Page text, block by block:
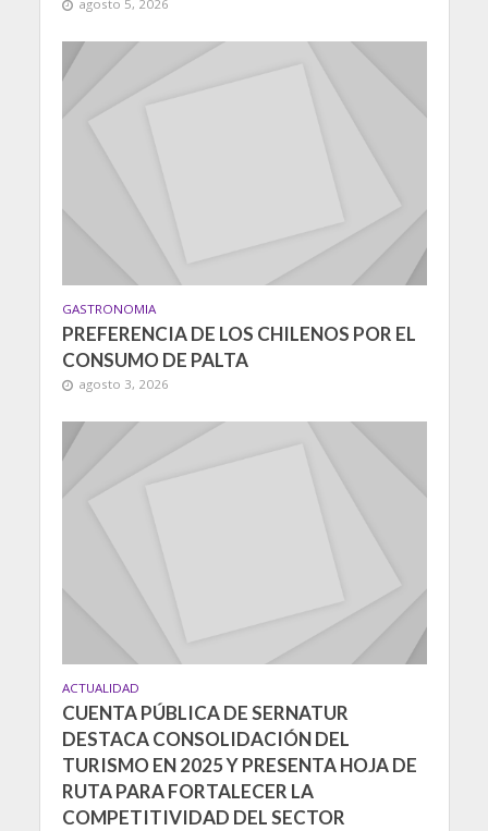
agosto 5, 2026
GASTRONOMIA
PREFERENCIA DE LOS CHILENOS POR EL
CONSUMO DE PALTA
agosto 3, 2026
ACTUALIDAD
CUENTA PÚBLICA DE SERNATUR
DESTACA CONSOLIDACIÓN DEL
TURISMO EN 2025 Y PRESENTA HOJA DE
RUTA PARA FORTALECER LA
COMPETITIVIDAD DEL SECTOR